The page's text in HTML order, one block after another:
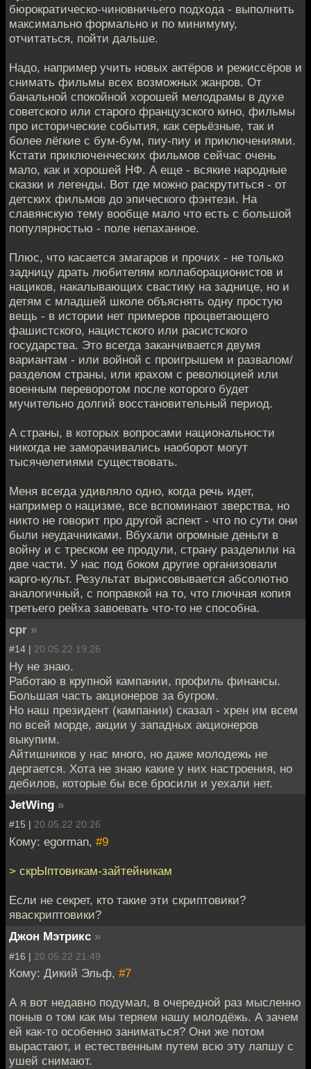
бюрократическо-чиновничьего подхода - выполнить
максимально формально и по минимуму,
отчитаться, пойти дальше.
Надо, например учить новых актёров и режиссёров и
снимать фильмы всех возможных жанров. От
банальной спокойной хорошей мелодрамы в духе
советского или старого французского кино, фильмы
про исторические события, как серьёзные, так и
более лёгкие с бум-бум, пиу-пиу и приключениями.
Кстати приключенческих фильмов сейчас очень
мало, как и хорошей НФ. А еще - всякие народные
сказки и легенды. Вот где можно раскрутиться - от
детских фильмов до эпического фэнтези. На
славянскую тему вообще мало что есть с большой
популярностью - поле непаханное.
Плюс, что касается змагаров и прочих - не только
задницу драть любителям коллаборационистов и
нациков, накалывающих свастику на заднице, но и
детям с младшей школе объяснять одну простую
вещь - в истории нет примеров процветающего
фашистского, нацистского или расистского
государства. Это всегда заканчивается двумя
вариантам - или войной с проигрышем и развалом/
разделом страны, или крахом с революцией или
военным переворотом после которого будет
мучительно долгий восстановительный период.
А страны, в которых вопросами национальности
никогда не заморачивались наоборот могут
тысячелетиями существовать.
Меня всегда удивляло одно, когда речь идет,
например о нацизме, все вспоминают зверства, но
никто не говорит про другой аспект - что по сути они
были неудачниками. Вбухали огромные деньги в
войну и с треском ее продули, страну разделили на
две части. У нас под боком другие организовали
карго-культ. Результат вырисовывается абсолютно
аналогичный, с поправкой на то, что глючная копия
третьего рейха завоевать что-то не способна.
cpr »
#14 | 20.05.22 19:26
Ну не знаю.
Работаю в крупной кампании, профиль финансы.
Большая часть акционеров за бугром.
Но наш президент (кампании) сказал - хрен им всем
по всей морде, акции у западных акционеров
выкупим.
Айтишников у нас много, но даже молодежь не
дергается. Хота не знаю какие у них настроения, но
дебилов, которые бы все бросили и уехали нет.
JetWing »
#15 | 20.05.22 20:26
Кому: egorman, #9
> скрЫптовикам-зайтейникам
Если не секрет, кто такие эти скриптовики?
яваскриптовики?
Джон Мэтрикс »
#16 | 20.05.22 21:49
Кому: Дикий Эльф, #7
А я вот недавно подумал, в очередной раз мысленно
поныв о том как мы теряем нашу молодёжь. А зачем
ей как-то особенно заниматься? Они же потом
вырастают, и естественным путем всю эту лапшу с
ушей снимают.